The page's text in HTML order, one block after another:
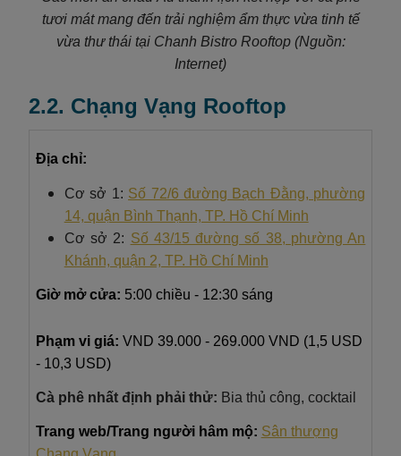
tươi mát mang đến trải nghiệm ẩm thực vừa tinh tế
vừa thư thái tại Chanh Bistro Rooftop (Nguồn:
Internet)
2.2. Chạng Vạng Rooftop
Địa chỉ:
Cơ sở 1: Số 72/6 đường Bạch Đằng, phường
14, quận Bình Thạnh, TP. Hồ Chí Minh
Cơ sở 2: Số 43/15 đường số 38, phường An
Khánh, quận 2, TP. Hồ Chí Minh
Giờ mở cửa: 5:00 chiều - 12:30 sáng
Phạm vi giá: VND 39.000 - 269.000 VND (1,5 USD
- 10,3 USD)
Cà phê nhất định phải thử: Bia thủ công, cocktail
Trang web/Trang người hâm mộ: Sân thượng